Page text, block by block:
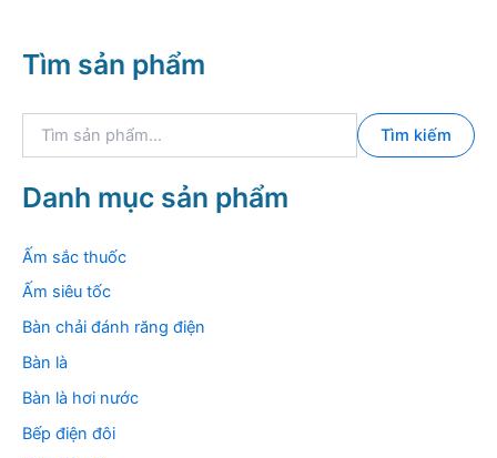
Tìm sản phẩm
k
i
m
Tìm kiếm
Danh mục sản phẩm
Ấm sắc thuốc
Ấm siêu tốc
Bàn chải đánh răng điện
Bàn là
Bàn là hơi nước
Bếp điện đôi